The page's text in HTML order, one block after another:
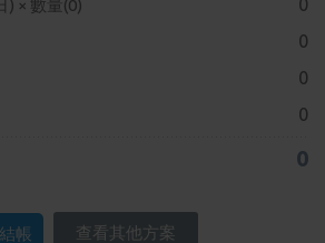
日) × 數量(0) 0
0
0
0
0
查看其他方案